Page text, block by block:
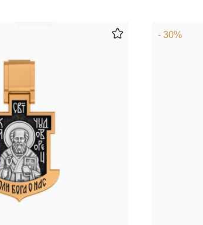
- 30%